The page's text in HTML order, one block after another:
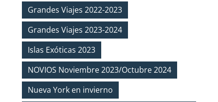
Grandes Viajes 2022-2023
Grandes Viajes 2023-2024
Islas Exóticas 2023
NOVIOS Noviembre 2023/Octubre 2024
Nueva York en invierno